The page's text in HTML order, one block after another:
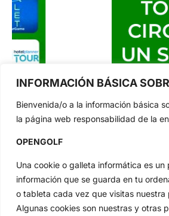
INFORMACIÓN BÁSICA
Bienvenida/o a la información básica
la página web responsabilidad de la
OPENGOLF
Una cookie o galleta informática es
información que se guarda en tu
o tableta cada vez que visitas nuestra
Algunas cookies son nuestras y otras
OpenGolf ofrece toda la actualidad,